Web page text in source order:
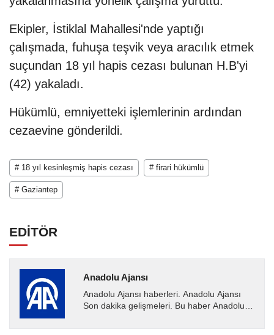
Ekipler, İstiklal Mahallesi'nde yaptığı
çalışmada, fuhuşa teşvik veya aracılık etmek
suçundan 18 yıl hapis cezası bulunan H.B'yi
(42) yakaladı.
Hükümlü, emniyetteki işlemlerinin ardından
cezaevine gönderildi.
# 18 yıl kesinleşmiş hapis cezası # firari hükümlü
# Gaziantep
EDİTÖR
Anadolu Ajansı
Anadolu Ajansı haberleri. Anadolu Ajansı
Son dakika gelişmeleri. Bu haber Anadolu
Ajansı tarafından...